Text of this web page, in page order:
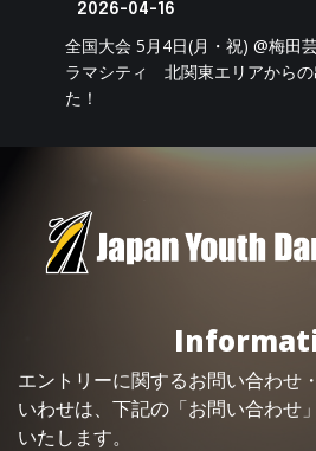
2026-04-16
全国大会 5月4日(月・祝) @梅田
ラマシティ 北関東エリアからの
た！
エントリーに関するお問い合わせ・
いわせは、下記の「お問い合わせ
いたします。